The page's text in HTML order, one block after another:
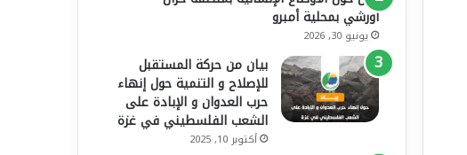
أورشي بمحلية أمبرو
يونيو 30, 2026
بيان من حركة المستقبل
للإصلاح و التنمية حول إنهاء
حرب العدوان و الإبادة على
الشعب الفلسطيني في غزة
أكتوبر 10, 2025